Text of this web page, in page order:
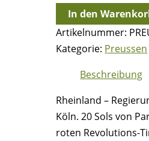
28.5.1792
-
Bonn
(Frankreich)
Menge
In den
Artikelnummer:
Kategorie: Preussen
Beschreibung
Rheinland –
Köln. 20 Sols von
roten Revolutions-